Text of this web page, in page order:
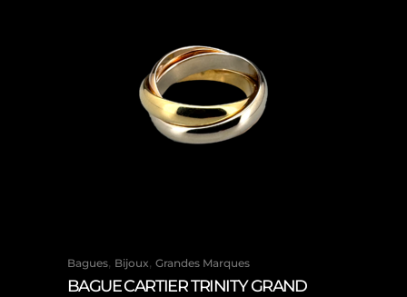
Bagues, Bijoux, Grandes Marques
BAGUE CARTIER TRINITY GRAND